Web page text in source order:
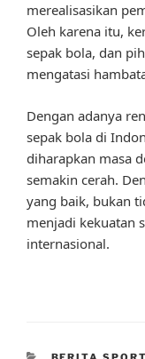
merealisasikan
Oleh karena itu,
sepak bola, dan
mengatasi
Dengan adanya
sepak bola di
diharapkan masa
semakin cerah.
yang baik, bukan
menjadi kekuatan
internasional.